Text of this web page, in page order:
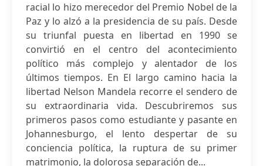
racial lo hizo merecedor del Premio Nobel de la
Paz y lo alzó a la presidencia de su país. Desde
su triunfal puesta en libertad en 1990 se
convirtió en el centro del acontecimiento
político más complejo y alentador de los
últimos tiempos. En El largo camino hacia la
libertad Nelson Mandela recorre el sendero de
su extraordinaria vida. Descubriremos sus
primeros pasos como estudiante y pasante en
Johannesburgo, el lento despertar de su
conciencia política, la ruptura de su primer
matrimonio, la dolorosa separación de...